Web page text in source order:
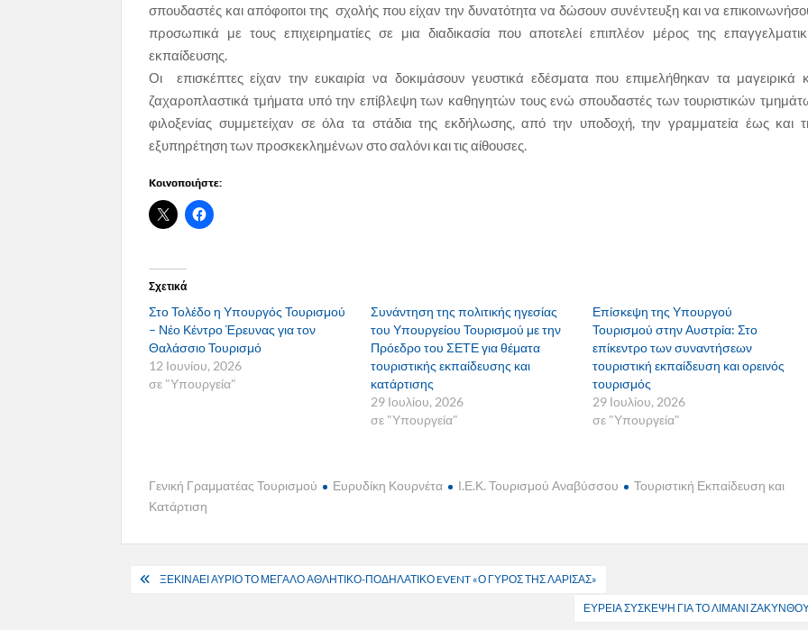
σπουδαστές και απόφοιτοι της σχολής που είχαν την δυνατότητα να δώσουν συνέντευξη και να
προσωπικά με τους επιχειρηματίες σε μια διαδικασία που αποτελεί επιπλέον μέρος της
εκπαίδευσης.
Οι επισκέπτες είχαν την ευκαιρία να δοκιμάσουν γευστικά εδέσματα που επιμελήθηκαν τα μαγειρικά
ζαχαροπλαστικά τμήματα υπό την επίβλεψη των καθηγητών τους ενώ σπουδαστές των τουριστικών
φιλοξενίας συμμετείχαν σε όλα τα στάδια της εκδήλωσης, από την υποδοχή, την γραμματεία έως και
εξυπηρέτηση των προσκεκλημένων στο σαλόνι και τις αίθουσες.
Κοινοποιήστε:
Σχετικά
Στο Τολέδο η Υπουργός Τουρισμού
– Νέο Κέντρο Έρευνας για τον
Θαλάσσιο Τουρισμό
12 Ιουνίου, 2026
σε "Υπουργεία"
Συνάντηση της πολιτικής ηγεσίας
του Υπουργείου Τουρισμού με την
Πρόεδρο του ΣΕΤΕ για θέματα
τουριστικής εκπαίδευσης και
κατάρτισης
29 Ιουλίου, 2026
σε "Υπουργεία"
Επίσκεψη της Υπουργού
Τουρισμού στην Αυστρία: Στο
επίκεντρο των συναντήσεων
τουριστική εκπαίδευση και ορεινός
τουρισμός
29 Ιουλίου, 2026
σε "Υπουργεία"
Γενική Γραμματέας Τουρισμού Ευρυδίκη Κουρνέτα Ι.Ε.Κ. Τουρισμού Αναβύσσου
Τουριστική Εκπαίδευση και
Κατάρτιση
Πλοήγηση
ΞΕΚΙΝΑΕΙ ΑΥΡΙΟ ΤΟ ΜΕΓΑΛΟ ΑΘΛΗΤΙΚΟ-ΠΟΔΗΛΑΤΙΚΟ EVENT «Ο ΓΥΡΟΣ ΤΗΣ ΛΑΡΙΣΑΣ»
ΕΥΡΕΙΑ ΣΥΣΚΕΨΗ ΓΙΑ ΤΟ ΛΙΜΑΝΙ